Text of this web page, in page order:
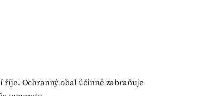
říje. Ochranný obal účinně zabraňuje